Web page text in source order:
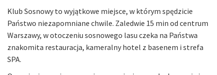
Klub Sosnowy to wyjątkowe miejsce, w którym spędzicie
Państwo niezapomniane chwile. Zaledwie 15 min od centrum
Warszawy, w otoczeniu sosnowego lasu czeka na Państwa
znakomita restauracja, kameralny hotel z basenem i strefa
SPA.